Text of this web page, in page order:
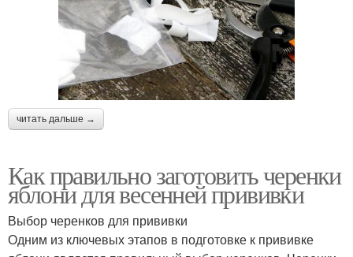
читать дальше →
Как правильно заготовить черенки
яблони для весенней прививки
Выбор черенков для прививки
Одним из ключевых этапов в подготовке к прививке